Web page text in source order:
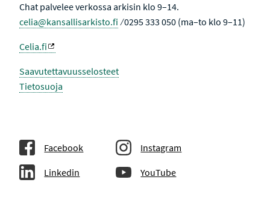
Chat palvelee verkossa arkisin klo 9–14.
celia@kansallisarkisto.fi ⁄ 0295 333 050 (ma–to klo 9–11)
Celia.fi
Saavutettavuusselosteet
Tietosuoja
Facebook Instagram
Linkedin YouTube